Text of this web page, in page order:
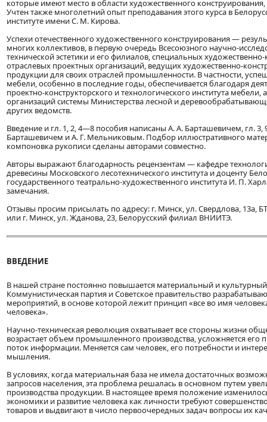
которые имеют место в области художественного
Учтен также многолетний опыт преподавания этого курса в
институте имени С. М. Кирова.
Успехи отечественного художественного конструирования —
многих коллективов, в первую очередь Всесоюзного научно-
технической эстетики и его филиалов, специальных
отраслевых проектных организаций, ведущих художественно-
продукции для своих отраслей промышленности. В частности,
мебели, особенно в последние годы, обеспечивается благодаря
проектно-конструкторского и технологического института мебели,
организаций системы Министерства лесной и
других ведомств.
Введение и гл. 1, 2, 4—8 пособия написаны А. А. Барташевичем, гл. 3,
Барташевичем и А. Г. Мельниковым. Подбор иллюстративного
компоновка рукописи сделаны авторами совместно.
Авторы выражают благодарность рецензентам — кафедре
древесины Московского лесотехнического института и доценту
государственного театрально-художественного института И. П.
замечания.
Отзывы просим присылать по адресу: г. Минск, ул. Свердлова, 13а,
или г. Минск, ул. Жданова, 23, Белорусский филиал ВНИИТЭ.
ВВЕДЕНИЕ
В нашей стране постоянно повышается материальный и
Коммунистическая партия и Советское правительство
мероприятий, в основе которой лежит принцип «все во имя
человека».
Научно-техническая революция охватывает все стороны жизни
возрастает объем промышленного производства, усложняется его
поток информации. Меняется сам человек, его потребности и
мышления.
В условиях, когда материальная база не имела достаточных
запросов населения, эта проблема решалась в основном путем
производства продукции. В настоящее время положение
экономики и развитие человека как личности требуют
товаров и выдвигают в число первоочередных задач вопросы их